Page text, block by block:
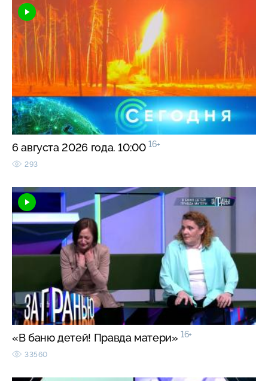
6 августа 2026 года. 10:00 16+
293
«В баню детей! Правда матери» 16+
33560